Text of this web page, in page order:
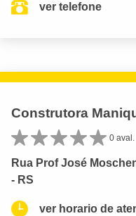
ver telefone
Construtora
0 aval.
Rua Prof José
- RS
ver horario de